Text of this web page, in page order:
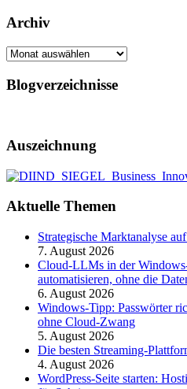
Archiv
Archiv
Blogverzeichnisse
Auszeichnung
Aktuelle Themen
Strategische Marktanalyse
7. August 2026
Cloud-LLMs in der
automatisieren, ohne die
6. August 2026
Windows-Tipp: Passwörter
ohne Cloud-Zwang
5. August 2026
Die besten Streaming-
4. August 2026
WordPress-Seite starten: